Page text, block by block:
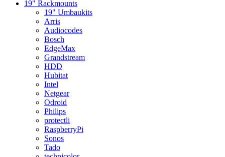
19" Rackmounts
19" Umbaukits
Arris
Audiocodes
Bosch
EdgeMax
Grandstream
HDD
Hubitat
Intel
Netgear
Odroid
Philips
protectli
RaspberryPi
Sonos
Tado